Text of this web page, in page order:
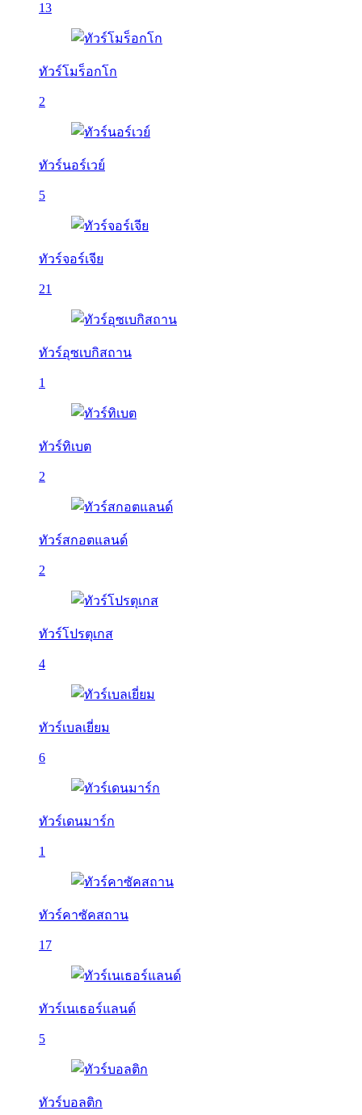
13
ทัวร์โมร็อกโก
2
ทัวร์นอร์เวย์
5
ทัวร์จอร์เจีย
21
ทัวร์อุซเบกิสถาน
1
ทัวร์ทิเบต
2
ทัวร์สกอตแลนด์
2
ทัวร์โปรตุเกส
4
ทัวร์เบลเยี่ยม
6
ทัวร์เดนมาร์ก
1
ทัวร์คาซัคสถาน
17
ทัวร์เนเธอร์แลนด์
5
ทัวร์บอลติก